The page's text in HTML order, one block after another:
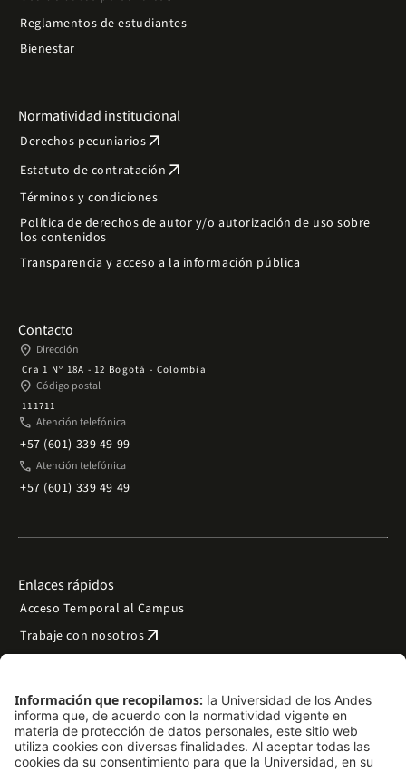
Reglamentos de estudiantes
Bienestar
Normatividad institucional
Derechos pecuniariosarrow_outward
Estatuto de contratación arrow_outward
Términos y condiciones
Política de derechos de autor y/o autorización de uso sobre
los contenidos
Transparencia y acceso a la información pública
Contacto
place Dirección
Cra 1 Nº 18A - 12 Bogotá - Colombia
place Código postal
111711
phone Atención telefónica
+57 (601) 339 49 99
phone Atención telefónica
+57 (601) 339 49 49
Enlaces rápidos
Acceso Temporal al Campus
Trabaje con nosotrosarrow_outward
Preguntas frecuentes
Filantropía y donacionesarrow_outward
Mapa del sitio arrow_outward